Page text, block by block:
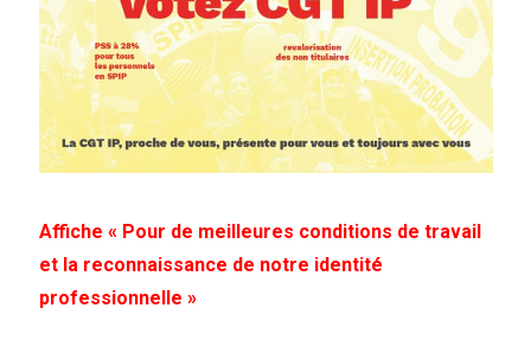
Affiche « Pour de meilleures conditions de travail
et la reconnaissance de notre identité
professionnelle »